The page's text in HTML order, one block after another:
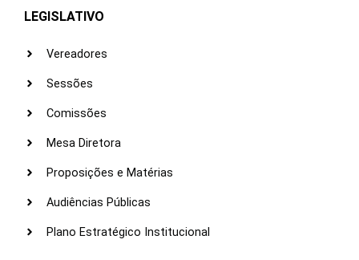
LEGISLATIVO
Vereadores
Sessões
Comissões
Mesa Diretora
Proposições e Matérias
Audiências Públicas
Plano Estratégico Institucional